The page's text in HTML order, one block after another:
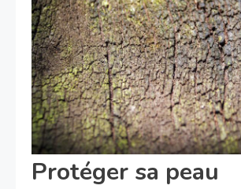
Protéger sa peau